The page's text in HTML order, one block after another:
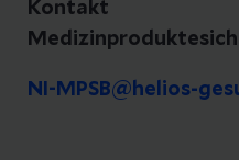
Kontakt
NI-MPSB@helios-